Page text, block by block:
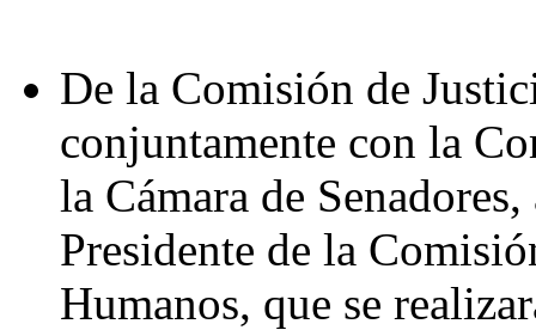
De la Comisión de
conjuntamente con la
la Cámara de
Presidente de la
Humanos, que se